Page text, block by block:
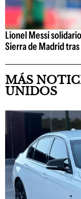
Lionel Messi
Sierra de Madrid
MÁS
UNIDOS